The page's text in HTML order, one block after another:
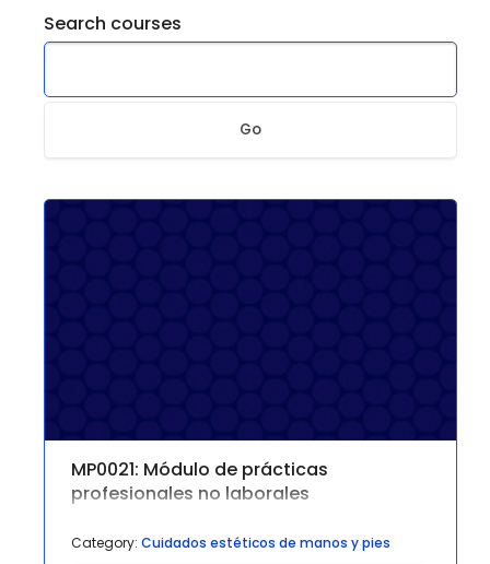
Search courses
Go
MP0021: Módulo de prácticas
profesionales no laborales
Category: Cuidados estéticos de manos y pies